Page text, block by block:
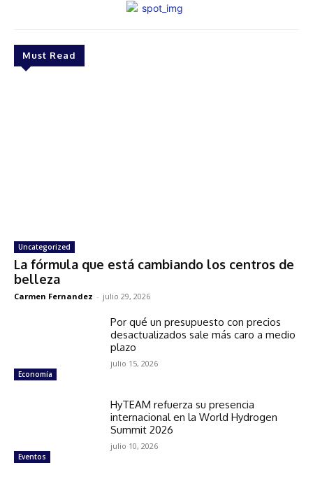
Must Read
Uncategorized
La fórmula que está cambiando los centros de
belleza
Carmen Fernandez - julio 29, 2026
Economía
Por qué un presupuesto con precios
desactualizados sale más caro a medio
plazo
julio 15, 2026
Eventos
HyTEAM refuerza su presencia
internacional en la World Hydrogen
Summit 2026
julio 10, 2026